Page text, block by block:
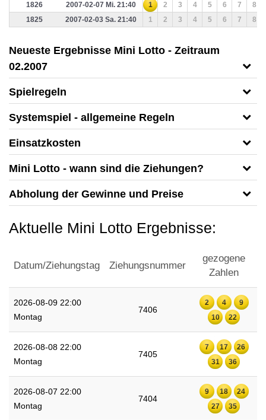
1826
2007-02-07 Mi. 21:40 1 2 3 4 5 6 7
8
1825
2007-02-03 Sa. 21:40 1 2 3 4 5 6 7 8
Neueste Ergebnisse Mini Lotto - Zeitraum
02.2007
Spielregeln
Systemspiel - allgemeine Regeln
Einsatzkosten
Mini Lotto - wann sind die Ziehungen?
Abholung der Gewinne und Preise
Aktuelle Mini Lotto Ergebnisse:
Datum/Ziehungstag Ziehungsnummer
gezogene
Zahlen
2026-08-09 22:00
Montag
7406
2 4
9
10
22
2026-08-08 22:00
Montag
7405
7 17
26
31
36
2026-08-07 22:00
Montag
7404
9 18
24
27
35